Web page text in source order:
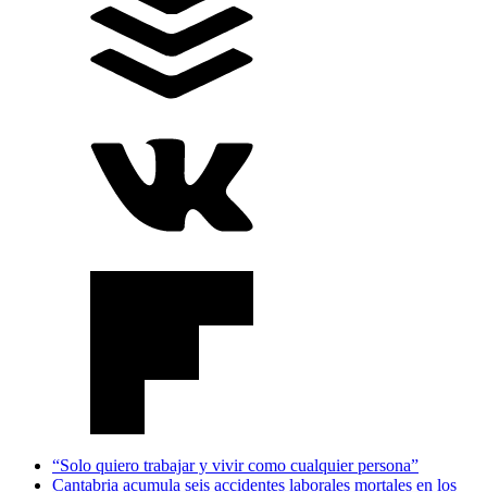
“Solo quiero trabajar y vivir como cualquier persona”
Cantabria acumula seis accidentes laborales mortales en los